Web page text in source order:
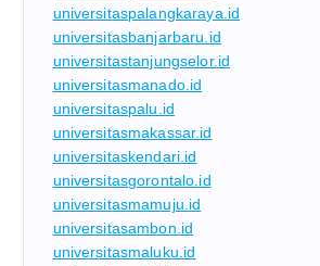
universitaspalangkaraya.id
universitasbanjarbaru.id
universitastanjungselor.id
universitasmanado.id
universitaspalu.id
universitasmakassar.id
universitaskendari.id
universitasgorontalo.id
universitasmamuju.id
universitasambon.id
universitasmaluku.id